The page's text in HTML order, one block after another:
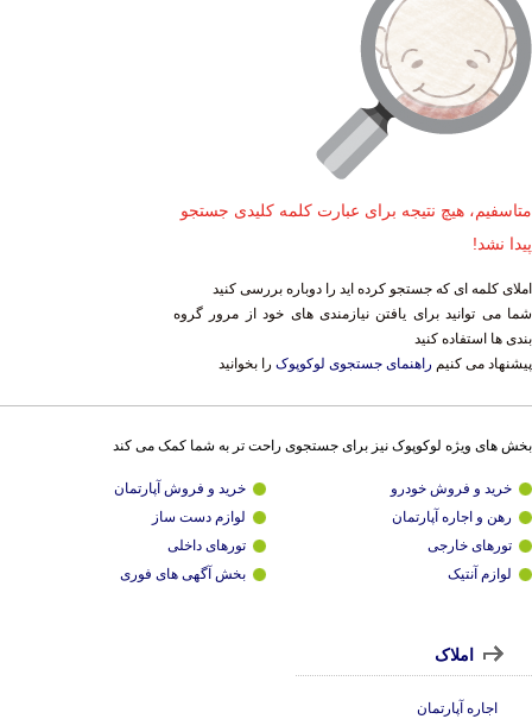
متاسفیم، هیچ نتیجه برای عبارت کلمه کلیدی جستجو
پیدا نشد!
املای کلمه ای که جستجو کرده اید را دوباره بررسی کنید
شما می توانید برای یافتن نیازمندی های خود از مرور گروه
بندی ها استفاده کنید
پیشنهاد می کنیم راهنمای جستجوی لوکوپوک را بخوانید
بخش های ویژه لوکوپوک نیز برای جستجوی راحت تر به شما کمک می کند
خرید و فروش خودرو
خرید و فروش آپارتمان
رهن و اجاره آپارتمان
لوازم دست ساز
تورهای خارجی
تورهای داخلی
لوازم آنتیک
بخش آگهی های فوری
املاک
اجاره آپارتمان